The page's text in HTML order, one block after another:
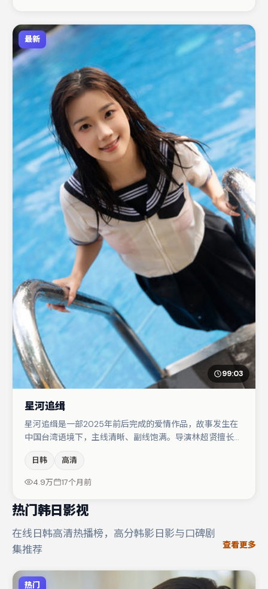
最新
99:03
星河追缉
星河追缉是一部2025年前后完成的爱情作品，故事发生在
中国台湾语境下，主线清晰、副线饱满。导演林超贤擅长群
在片中承担叙事驱动，肖央、任素汐分别提供反差与喜剧/
悬疑调剂（视场次而定）。若你偏爱强类型与清晰主线，这
日韩 高清
4.9万 17个月前
热门韩日影视
在线日韩高清热播榜，高分韩影日影与口碑剧
集推荐
查看更多
热门